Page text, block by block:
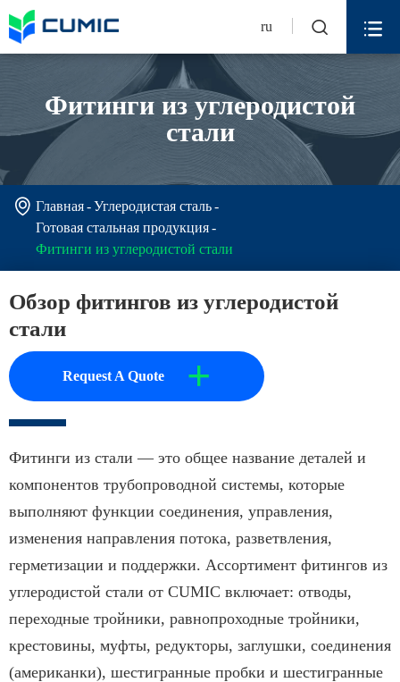
ru  
Фитинги из углеродистой
стали
 Главная
Углеродистая сталь
Готовая стальная продукция
Фитинги из углеродистой стали
Обзор фитингов из углеродистой
стали
Request A Quote +
Фитинги из стали — это общее название деталей и
компонентов трубопроводной системы, которые
выполняют функции соединения, управления,
изменения направления потока, разветвления,
герметизации и поддержки. Ассортимент фитингов из
углеродистой стали от CUMIC включает: отводы,
переходные тройники, равнопроходные тройники,
крестовины, муфты, редукторы, заглушки, соединения
(американки), шестигранные пробки и шестигранные